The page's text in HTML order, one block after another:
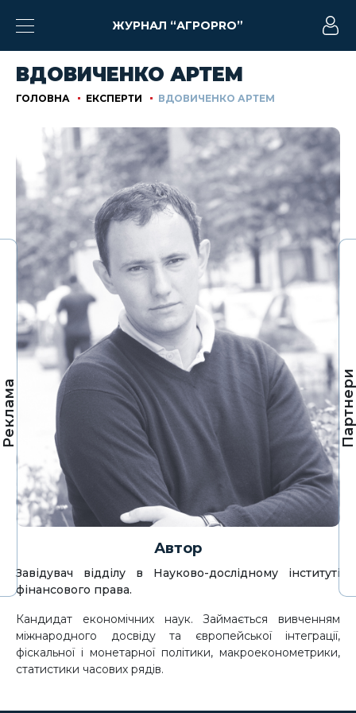
Реклама Партнери
ЖУРНАЛ “АГРОPRO”
ВДОВИЧЕНКО АРТЕМ
ГОЛОВНА ЕКСПЕРТИ ВДОВИЧЕНКО АРТЕМ
Автор
Завідувач відділу в Науково-дослідному інституті
фінансового права.
Кандидат економічних наук. Займається вивченням
міжнародного досвіду та європейської інтеграції,
фіскальної і монетарної політики, макроеконометрики,
статистики часових рядів.